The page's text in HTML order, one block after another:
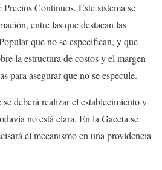
Continuos. Este sistema se
entre las que destacan las
que no se especifican, y que
la estructura de costos y el margen
para asegurar que no se especule.
deberá realizar el establecimiento y
no está clara. En la Gaceta se
el mecanismo en una providencia